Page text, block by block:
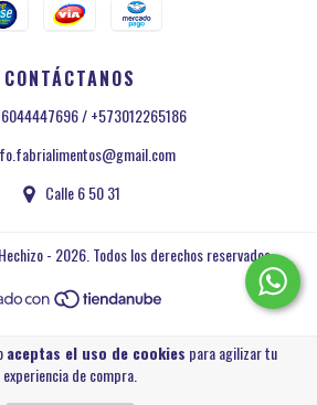
aceptas el uso de cookies para agilizar tu
experiencia de compra.
CONTÁCTANOS
/ +573012265186
Calle 6 50 31
- 2026. Todos los derechos reservados.